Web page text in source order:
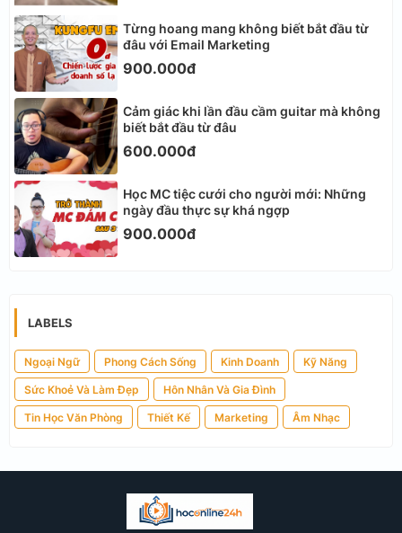
Từng hoang mang không biết bắt đầu từ
đâu với Email Marketing
900.000đ
Cảm giác khi lần đầu cầm guitar mà không
biết bắt đầu từ đâu
600.000đ
Học MC tiệc cưới cho người mới: Những
ngày đầu thực sự khá ngợp
900.000đ
LABELS
Ngoại Ngữ Phong Cách Sống Kinh Doanh Kỹ Năng
Sức Khoẻ Và Làm Đẹp Hôn Nhân Và Gia Đình
Tin Học Văn Phòng Thiết Kế Marketing Âm Nhạc